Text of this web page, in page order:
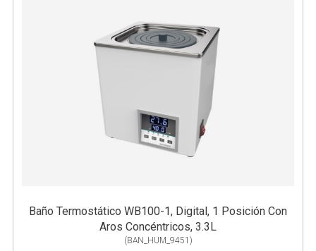
Baño Termostático WB100-1, Digital, 1 Posición Con
Aros Concéntricos, 3.3L
(BAN_HUM_9451 )